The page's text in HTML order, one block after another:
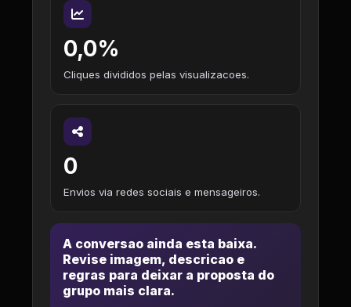
0,0%
Cliques divididos pelas visualizacoes.
0
Envios via redes sociais e mensageiros.
A conversao ainda esta baixa.
Revise imagem, descricao e
regras para deixar a proposta do
grupo mais clara.